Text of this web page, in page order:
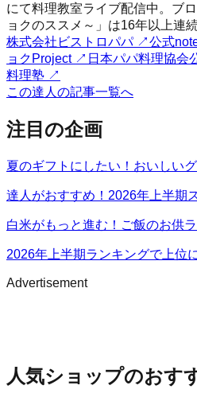
にて料理教室ライブ配信中。ブ
ョクのススメ～」は16年以上連
株式会社ビストロパパ ↗公式
ョクProject ↗ 日本パパ料理協会
料理塾 ↗
この達人の記事一覧へ
注目の企画
夏のギフトにしたい！おいしい
達人がおすすめ！2026年上半期
白米がもっと進む！ご飯のお供
2026年上半期ランキングで上位
Advertisement
人気ショップのおす